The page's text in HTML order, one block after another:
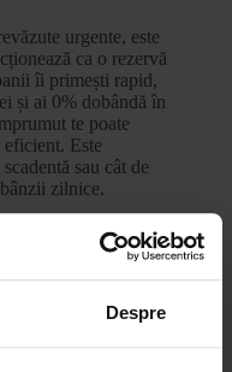
Despre
urgente, este
ca o rezervă
îi primești rapid,
și ai 0% dobândă în
te poate
Este
sau cât de
zilnice.